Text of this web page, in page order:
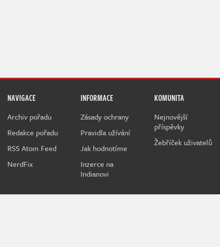
NAVIGACE
Archiv pořadu
Redakce pořadu
RSS Atom Feed
NerdFix
INFORMACE
Zásady ochrany
Pravidla užívání
Jak hodnotíme
Inzerce na
Indianovi
KOMUNITA
Nejnovější
příspěvky
Žebříček uživatelů